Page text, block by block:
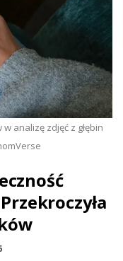
analizę zdjęć z głębin